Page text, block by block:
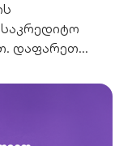
დაფარეთ